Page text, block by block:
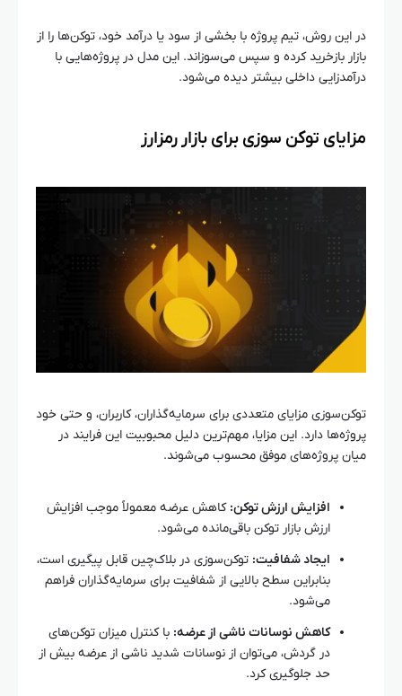
در این روش، تیم پروژه با بخشی از سود یا درآمد خود، توکن‌ها را از
بازار بازخرید کرده و سپس می‌سوزاند. این مدل در پروژه‌هایی با
درآمدزایی داخلی بیشتر دیده می‌شود.
مزایای توکن‌ سوزی برای بازار رمزارز
توکن‌سوزی مزایای متعددی برای سرمایه‌گذاران، کاربران، و حتی خود
پروژه‌ها دارد. این مزایا، مهم‌ترین دلیل محبوبیت این فرایند در
میان پروژه‌های موفق محسوب می‌شوند.
افزایش ارزش توکن: کاهش عرضه معمولاً موجب افزایش
ارزش بازار توکن باقی‌مانده می‌شود.
ایجاد شفافیت: توکن‌سوزی در بلاک‌چین قابل پیگیری است،
بنابراین سطح بالایی از شفافیت برای سرمایه‌گذاران فراهم
می‌شود.
کاهش نوسانات ناشی از عرضه: با کنترل میزان توکن‌های
در گردش، می‌توان از نوسانات شدید ناشی از عرضه بیش از
حد جلوگیری کرد.